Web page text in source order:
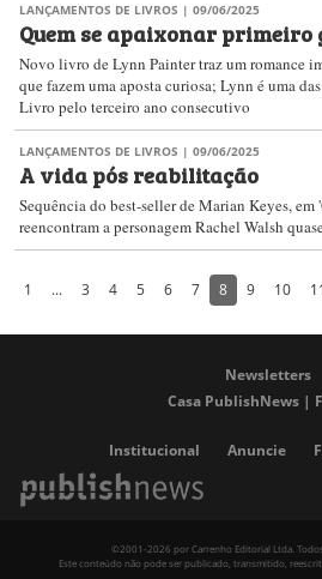
LANÇAMENTOS DE LIVROS | 09/06/2025
Quem se apaixonar primeiro
Novo livro de Lynn Painter traz um romance
que fazem uma aposta curiosa; Lynn é uma
Livro pelo terceiro ano consecutivo
LANÇAMENTOS DE LIVROS | 09/06/2025
A vida pós reabilitação
Sequência do best-seller de Marian Keyes, em
reencontram a personagem Rachel Walsh
1 ... 3 4 5 6 7 8 9 10
Newsletters
Casa PublishNews |
Institucional Anuncie
©2001-2026 por Carrenho Editorial Ltda.
Este conteúdo não pode ser publicado, transmitido,